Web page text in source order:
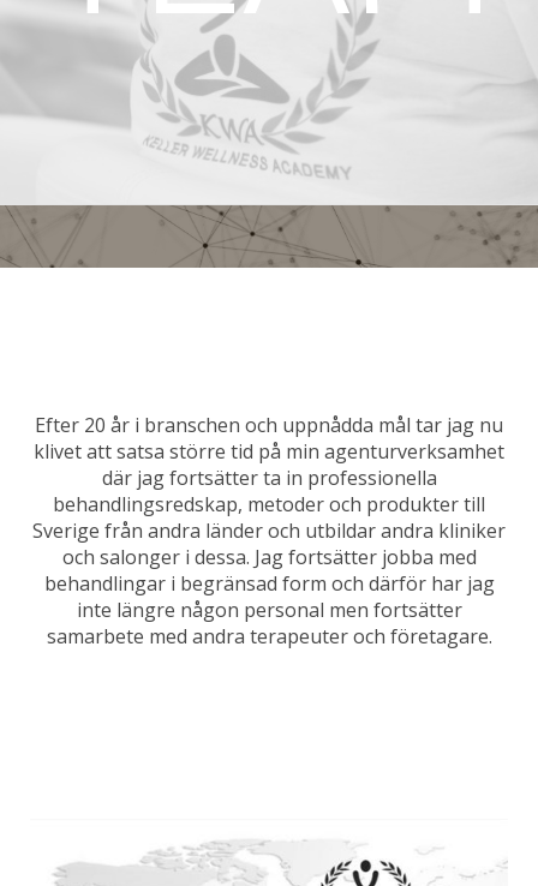
Efter 20 år i branschen och uppnådda mål tar jag nu
klivet att satsa större tid på min agenturverksamhet
där jag fortsätter ta in professionella
behandlingsredskap, metoder och produkter till
Sverige från andra länder och utbildar andra kliniker
och salonger i dessa. Jag fortsätter jobba med
behandlingar i begränsad form och därför har jag
inte längre någon personal men fortsätter
samarbete med andra terapeuter och företagare.